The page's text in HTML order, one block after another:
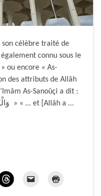
célèbre traité de
connu sous le
ou encore « As-
des attributs de Allâh
As-Sanoûçi a dit :
«وَالْكَلامُ الذي لَيْسَ بِحَرْفٍ، وَلاَ صَوْتٍ » « … et [Allâh a …